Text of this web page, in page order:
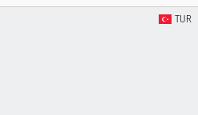
TUR